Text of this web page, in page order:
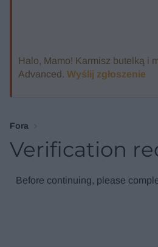
Halo, Mamo! Karmisz butelką i
Advanced. Wyślij zgłoszenie
Fora
Verification
Before continuing, please